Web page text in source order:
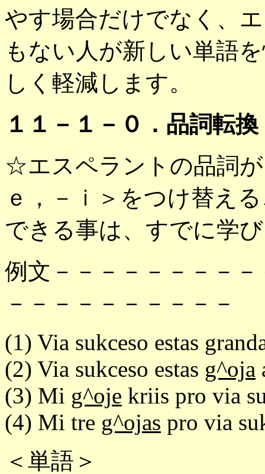
やす場合だけでなく、
もない人が新しい単語
しく軽減します。
１１－１－０．品詞転換
☆エスペラントの品詞
ｅ，－ｉ＞をつけ替え
できる事は、すでに学
例文－－－－－－－－
－－－－－－－－－－
(1) Via sukceso estas
(2) Via sukceso estas g^oja
(3) Mi g^oje kriis pro via
(4) Mi tre g^ojas pro via
＜単語＞